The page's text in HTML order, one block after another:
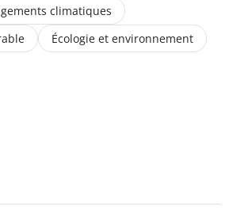
climatiques
Écologie et environnement